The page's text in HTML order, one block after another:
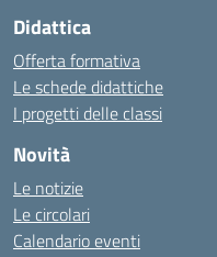
Didattica
Offerta formativa
Le schede didattiche
I progetti delle classi
Novità
Le notizie
Le circolari
Calendario eventi